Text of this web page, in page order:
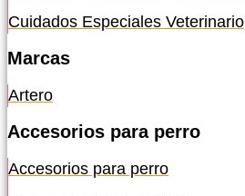
Cuidados Especiales Veterinario
Marcas
Artero
Accesorios para perro
Accesorios para perro